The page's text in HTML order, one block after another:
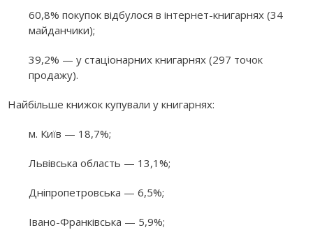
60,8% покупок відбулося в інтернет-книгарнях (34
майданчики);
39,2% — у стаціонарних книгарнях (297 точок
продажу).
Найбільше книжок купували у книгарнях:
м. Київ — 18,7%;
Львівська область — 13,1%;
Дніпропетровська — 6,5%;
Івано-Франківська — 5,9%;